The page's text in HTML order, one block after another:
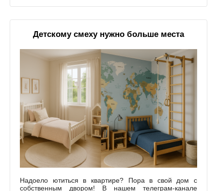
Детскому смеху нужно больше места
Надоело ютиться в квартире? Пора в свой дом с
собственным двором! В нашем телеграм-канале